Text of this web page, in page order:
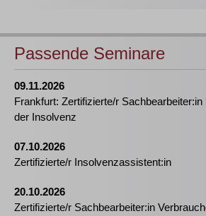
Passende Seminare
09.11.2026
Frankfurt: Zertifizierte/r Sachbearbeiter:in
der Insolvenz
07.10.2026
Zertifizierte/r Insolvenzassistent:in
20.10.2026
Zertifizierte/r Sachbearbeiter:in